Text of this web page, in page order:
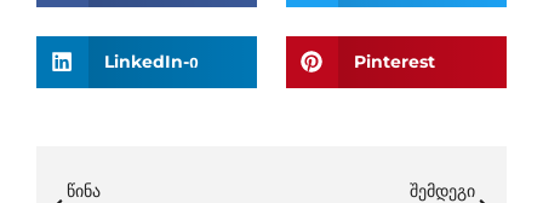
LinkedIn-ი Pinterest
ᲬᲘᲜᲐ ᲨᲔᲛᲓᲔᲒᲘ